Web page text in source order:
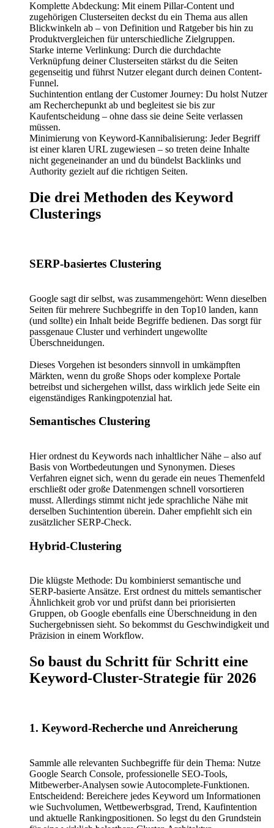
Komplette Abdeckung: Mit einem Pillar-Content und
zugehörigen Clusterseiten deckst du ein Thema aus allen
Blickwinkeln ab – von Definition und Ratgeber bis hin zu
Produktvergleichen für unterschiedliche Zielgruppen.
Starke interne Verlinkung: Durch die durchdachte
Verknüpfung deiner Clusterseiten stärkst du die Seiten
gegenseitig und führst Nutzer elegant durch deinen Content-
Funnel.
Suchintention entlang der Customer Journey: Du holst Nutzer
am Recherchepunkt ab und begleitest sie bis zur
Kaufentscheidung – ohne dass sie deine Seite verlassen
müssen.
Minimierung von Keyword-Kannibalisierung: Jeder Begriff
ist einer klaren URL zugewiesen – so treten deine Inhalte
nicht gegeneinander an und du bündelst Backlinks und
Authority gezielt auf die richtigen Seiten.
Die drei Methoden des Keyword
Clusterings
SERP-basiertes Clustering
Google sagt dir selbst, was zusammengehört: Wenn dieselben
Seiten für mehrere Suchbegriffe in den Top10 landen, kann
(und sollte) ein Inhalt beide Begriffe bedienen. Das sorgt für
passgenaue Cluster und verhindert ungewollte
Überschneidungen.
Dieses Vorgehen ist besonders sinnvoll in umkämpften
Märkten, wenn du große Shops oder komplexe Portale
betreibst und sichergehen willst, dass wirklich jede Seite ein
eigenständiges Rankingpotenzial hat.
Semantisches Clustering
Hier ordnest du Keywords nach inhaltlicher Nähe – also auf
Basis von Wortbedeutungen und Synonymen. Dieses
Verfahren eignet sich, wenn du gerade ein neues Themenfeld
erschließt oder große Datenmengen schnell vorsortieren
musst. Allerdings stimmt nicht jede sprachliche Nähe mit
derselben Suchintention überein. Daher empfiehlt sich ein
zusätzlicher SERP-Check.
Hybrid-Clustering
Die klügste Methode: Du kombinierst semantische und
SERP-basierte Ansätze. Erst ordnest du mittels semantischer
Ähnlichkeit grob vor und prüfst dann bei priorisierten
Gruppen, ob Google ebenfalls eine Überschneidung in den
Suchergebnissen sieht. So bekommst du Geschwindigkeit und
Präzision in einem Workflow.
So baust du Schritt für Schritt eine
Keyword-Cluster-Strategie für 2026
1. Keyword-Recherche und Anreicherung
Sammle alle relevanten Suchbegriffe für dein Thema: Nutze
Google Search Console, professionelle SEO-Tools,
Mitbewerber-Analysen sowie Autocomplete-Funktionen.
Entscheidend: Bereichere jedes Keyword um Informationen
wie Suchvolumen, Wettbewerbsgrad, Trend, Kaufintention
und aktuelle Rankingpositionen. So legst du den Grundstein